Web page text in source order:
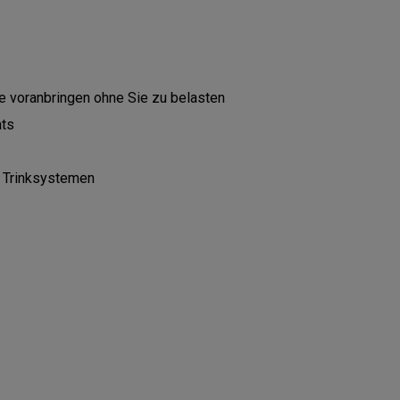
voranbringen ohne Sie zu belasten